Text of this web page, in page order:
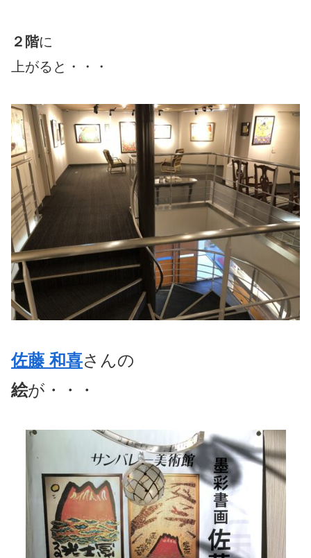
２階に
上がると・・・
佐藤 和喜さんの
絵が・・・